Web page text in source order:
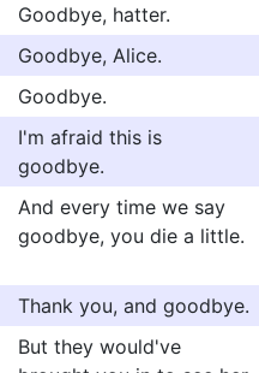
Goodbye, hatter.
Goodbye, Alice.
Goodbye.
I'm afraid this is
goodbye.
And every time we say
goodbye, you die a little.
Thank you, and goodbye.
But they would've